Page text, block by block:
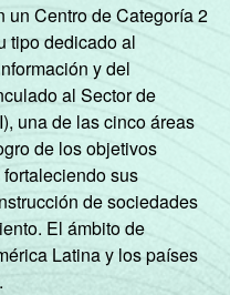
un Centro de Categoría 2
tipo dedicado al
y del
al Sector de
una de las cinco áreas
de los objetivos
sus
de sociedades
El ámbito de
Latina y los países